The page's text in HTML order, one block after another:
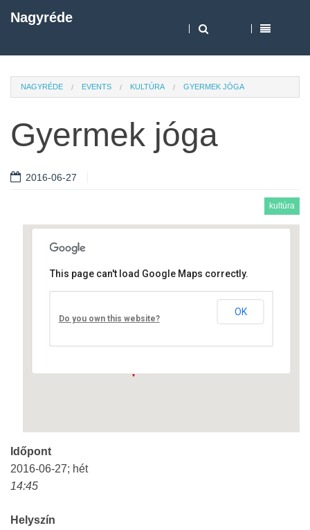
Nagyréde
NAGYRÉDE EVENTS KULTÚRA GYERMEK JÓGA
Gyermek jóga
2016-06-27
kultúra
Művelődési ház
Fő út 8 - Nagyréde
This page can't load Google Maps correctly.
Do you own this website?
OK
Időpont
2016-06-27; hét
14:45
Helyszín